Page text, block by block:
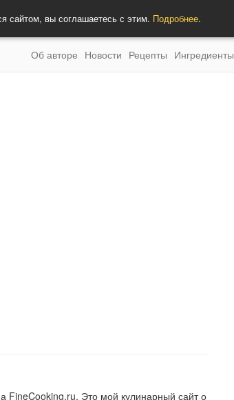
сайтом, вы соглашаетесь с этим. Подробнее.
Об авторе Новости Рецепты Ингредиенты
FineCooking.ru. Это мой кулинарный сайт о